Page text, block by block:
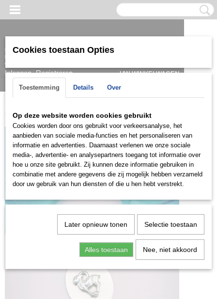
Inloggen Registreren
UW WINKELWAGEN
Home > Hanger > > ZH0823
Cookies toestaan Opties
Toestemming Details Over
Op deze website worden cookies gebruikt
Cookies worden door ons gebruikt voor verkeersanalyse, het
aanbieden van sociale media-functies en het personaliseren van
informatie en advertenties. Daarnaast verlenen we onze sociale
media-, advertentie- en analysepartners toegang tot informatie over
hoe u onze site gebruikt. Zij kunnen deze informatie gebruiken in
combinatie met andere gegevens die zij mogelijk hebben verzameld
door uw gebruik van hun diensten of die u hen hebt verstrekt.
Later opnieuw tonen Selectie toestaan
Alles toestaan Nee, niet akkoord